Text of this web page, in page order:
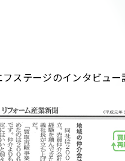
ステージのインタビュー